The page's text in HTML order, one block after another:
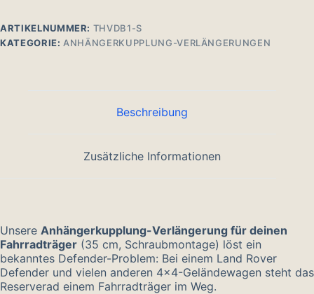
ARTIKELNUMMER: THVDB1-S
KATEGORIE: ANHÄNGERKUPPLUNG-VERLÄNGERUNGEN
Beschreibung
Zusätzliche Informationen
Unsere Anhängerkupplung-Verlängerung für deinen
Fahrradträger (35 cm, Schraubmontage) löst ein
bekanntes Defender-Problem: Bei einem Land Rover
Defender und vielen anderen 4×4-Geländewagen steht das
Reserverad einem Fahrradträger im Weg.